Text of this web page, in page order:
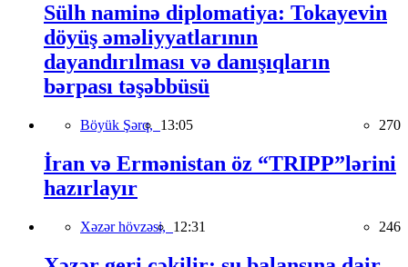
Sülh naminə diplomatiya: Tokayevin
döyüş əməliyyatlarının
dayandırılması və danışıqların
bərpası təşəbbüsü
Böyük Şərq, 13:05 270
İran və Ermənistan öz “TRIPP”lərini
hazırlayır
Xəzər hövzəsi, 12:31 246